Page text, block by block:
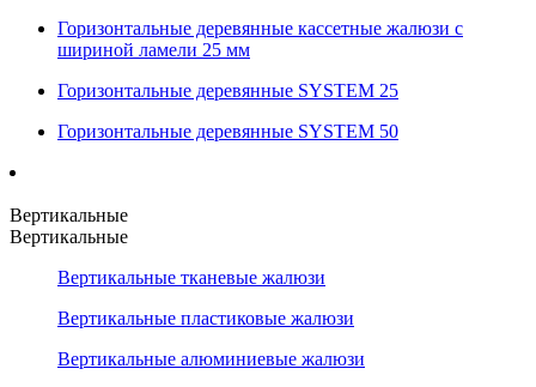
Горизонтальные деревянные кассетные жалюзи с
шириной ламели 25 мм
Горизонтальные деревянные SYSTEM 25
Горизонтальные деревянные SYSTEM 50
Вертикальные
Вертикальные
Вертикальные тканевые жалюзи
Вертикальные пластиковые жалюзи
Вертикальные алюминиевые жалюзи